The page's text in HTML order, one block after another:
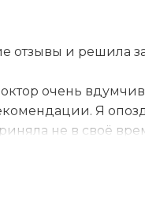
отзывы и решила
очень
Я
не в своё
детально изучила
меня настолько